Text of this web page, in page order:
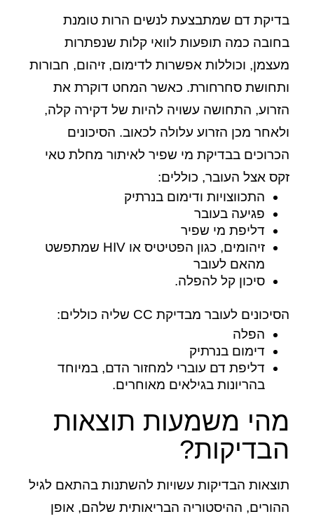
בדיקת דם שמתבצעת לנשים הרות טומנת
בחובה כמה תופעות לוואי קלות שנפתרות
מעצמן, וכוללות אפשרות לדימום, זיהום, חבורות
ותחושת סחרחורת. כאשר המחט דוקרת את
הזרוע, התחושה עשויה להיות של דקירה קלה,
ולאחר מכן הזרוע עלולה לכאוב. הסיכונים
הכרוכים בבדיקת מי שפיר לאיתור מחלת טאי
זקס אצל העובר, כוללים:
התכווצויות ודימום בנרתיק
פגיעה בעובר
דליפת מי שפיר
זיהומים, כגון הפטיטיס או HIV שמתפשט
מהאם לעובר
סיכון קל להפלה.
הסיכונים לעובר מבדיקת CC שליה כוללים:
הפלה
דימום בנרתיק
דליפת דם עוברי למחזור הדם, במיוחד
בהריונות בגילאים מאוחרים.
מהי משמעות תוצאות
הבדיקות?
תוצאות הבדיקות עשויות להשתנות בהתאם לגיל
ההורים, ההיסטוריה הבריאותית שלהם, אופן